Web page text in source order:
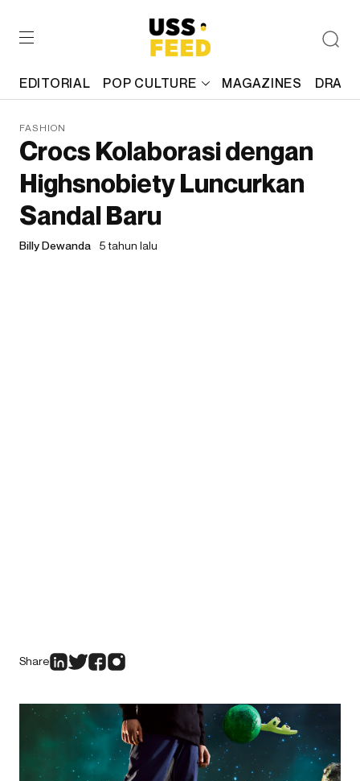
EDITORIAL POP CULTURE MAGAZINES
FASHION
Crocs Kolaborasi dengan
Highsnobiety Luncurkan
Sandal Baru
Billy Dewanda 5 tahun lalu
Share